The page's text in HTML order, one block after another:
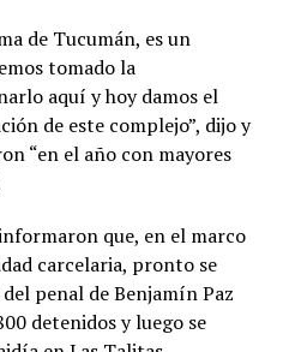
de Tucumán, es un
tomado la
aquí y hoy damos el
de este complejo”, dijo y
“en el año con mayores
que, en el marco
carcelaria, pronto se
penal de Benjamín Paz
detenidos y luego se